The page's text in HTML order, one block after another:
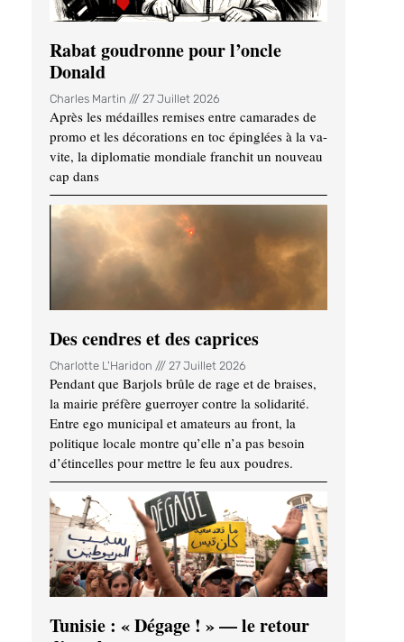
Rabat goudronne pour l’oncle
Donald
Charles Martin 27 Juillet 2026
Après les médailles remises entre camarades de
promo et les décorations en toc épinglées à la va-
vite, la diplomatie mondiale franchit un nouveau
cap dans
Des cendres et des caprices
Charlotte L'Haridon 27 Juillet 2026
Pendant que Barjols brûle de rage et de braises,
la mairie préfère guerroyer contre la solidarité.
Entre ego municipal et amateurs au front, la
politique locale montre qu’elle n’a pas besoin
d’étincelles pour mettre le feu aux poudres.
Tunisie : « Dégage ! » — le retour